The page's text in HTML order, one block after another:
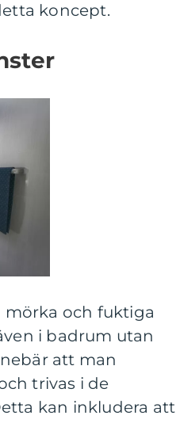
koncept.
och fuktiga
i badrum utan
att man
trivas i de
kan inkludera att